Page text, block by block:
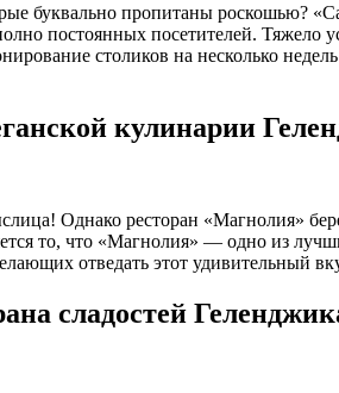
буквально пропитаны роскошью?
постоянных посетителей.
столиков на несколько
кулинарии
Однако ресторан «Магнолия»
то, что «Магнолия» — одно из
отведать этот удивительный
сладостей